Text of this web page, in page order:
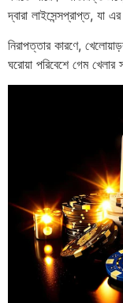
দ্বারা লাইসেন্সপ্রাপ্ত, যা
নিরাপত্তার কারণে,
ঘরোয়া পরিবেশে গেম